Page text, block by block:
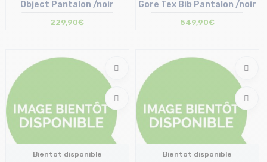
Object Pantalon /noir
229,90€
Gore Tex Bib Pantalon /noir
549,90€
Bientot disponible Bientot disponible